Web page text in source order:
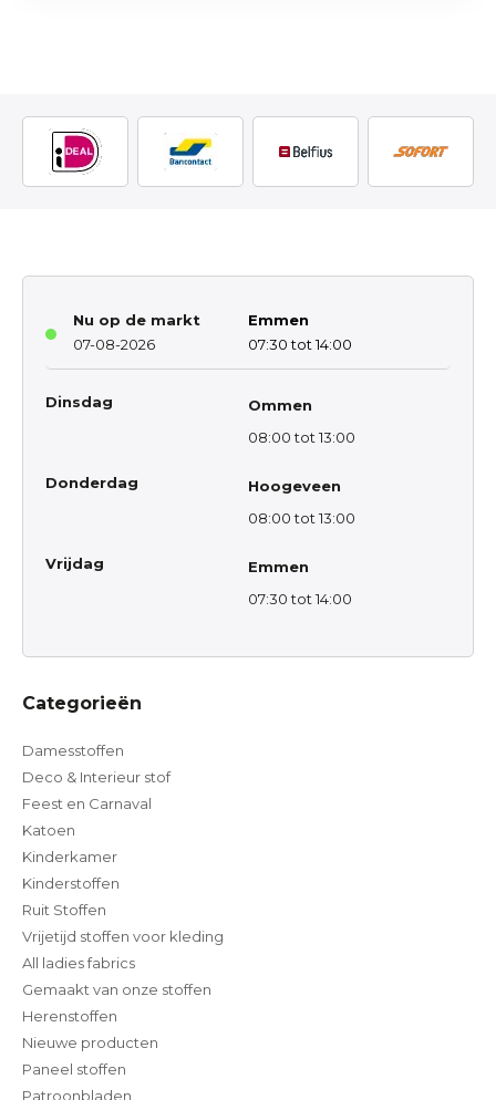
Nu op de markt
07-08-2026
Emmen
07:30 tot 14:00
Dinsdag
Ommen
08:00 tot 13:00
Donderdag
Hoogeveen
08:00 tot 13:00
Vrijdag
Emmen
07:30 tot 14:00
Categorieën
Damesstoffen
Deco & Interieur stof
Feest en Carnaval
Katoen
Kinderkamer
Kinderstoffen
Ruit Stoffen
Vrijetijd stoffen voor kleding
All ladies fabrics
Gemaakt van onze stoffen
Herenstoffen
Nieuwe producten
Paneel stoffen
Patroonbladen